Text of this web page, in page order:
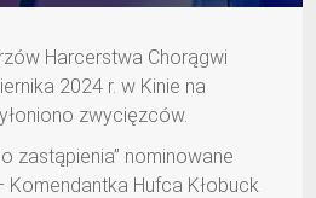
Harcerstwa Chorągwi
2024 r. w Kinie na
zwycięzców.
zastąpienia” nominowane
Komendantka Hufca Kłobuck